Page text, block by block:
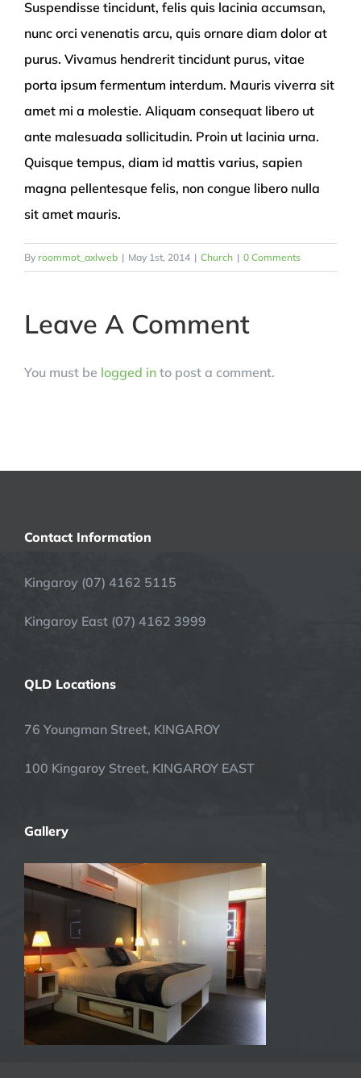
Suspendisse tincidunt, felis quis lacinia accumsan,
nunc orci venenatis arcu, quis ornare diam dolor at
purus. Vivamus hendrerit tincidunt purus, vitae
porta ipsum fermentum interdum. Mauris viverra sit
amet mi a molestie. Aliquam consequat libero ut
ante malesuada sollicitudin. Proin ut lacinia urna.
Quisque tempus, diam id mattis varius, sapien
magna pellentesque felis, non congue libero nulla
sit amet mauris.
By roommot_axlweb | May 1st, 2014 | Church | 0 Comments
Leave A Comment
You must be logged in to post a comment.
Contact Information
Kingaroy (07) 4162 5115
Kingaroy East (07) 4162 3999
QLD Locations
76 Youngman Street, KINGAROY
100 Kingaroy Street, KINGAROY EAST
Gallery